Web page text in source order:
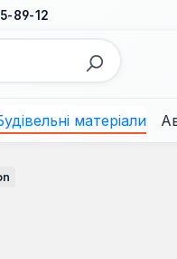
89-12
матеріали